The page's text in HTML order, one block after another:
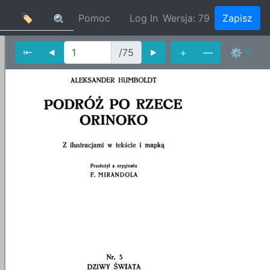
🏷 Pomoc Log In Wersja: 79 Zapisz
⇤ ⯇ /75 ⯈ ＋ — ⚙